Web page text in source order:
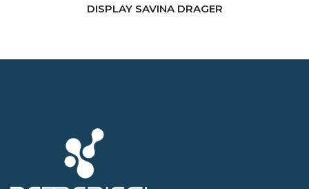
DISPLAY SAVINA DRAGER